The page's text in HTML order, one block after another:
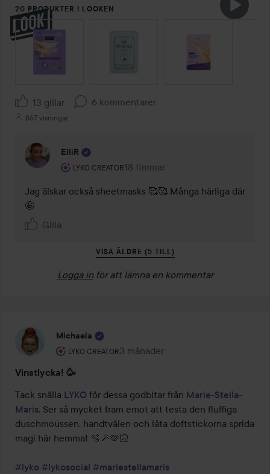
20 PRODUKTER I LOOKEN
HOPPA ÖVER SEKTIONEN
13 gillar 6 kommentarer
867 visningar
ElliR
LYKO CREATOR
Användarens roll: Lyko Creator.
18 timmar
Kommentaren lades 18 timmar
Jag älskar också sheetmasks 🥰🥰 Många härliga där
🤩
Gilla
VISA ÄLDRE (5 TILL)
Logga in för att lämna en kommentar
Michaela
LYKO CREATOR
Användarens roll: Lyko Creator.
3 månader
Inlägget skapades 3 månader
Vinstlycka! 🥳
Tack snälla LYKO för dessa godbitar från Marie-Stella-
Maris. Ser så mycket fram emot att testa den fluffiga
duschmoussen, handtvålen och låta doftstickorna sprida
magi här hemma! 🫧🪄🫶🏻
#lyko #lykosocial #mariestellamaris